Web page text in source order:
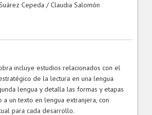
Cepeda / Claudia Salomón
incluye estudios relacionados con el
de la lectura en una lengua
lengua y detalla las formas y etapas
a un texto en lengua extranjera, con
para cada desarrollo.